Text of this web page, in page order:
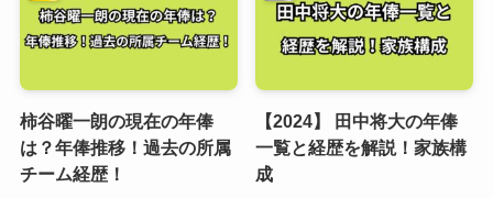
柿谷曜一朗の現在の年俸
は？年俸推移！過去の所属
チーム経歴！
【2024】 田中将大の年俸
一覧と経歴を解説！家族構
成